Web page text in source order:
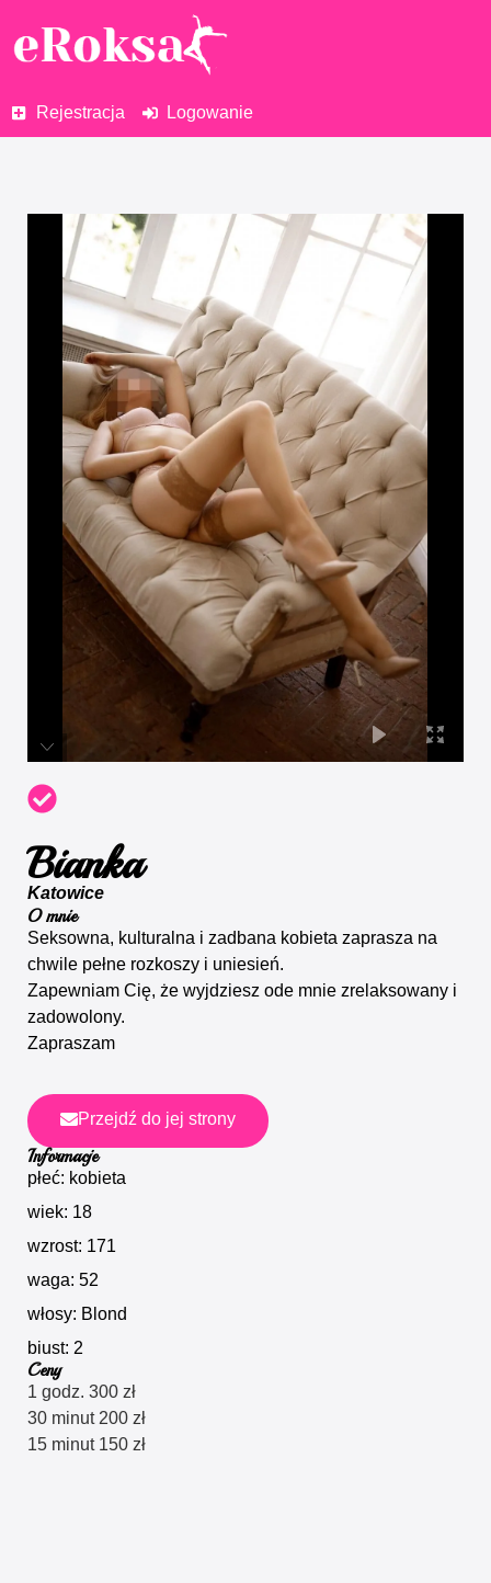
Rejestracja Logowanie
Bianka
Katowice
O mnie
Seksowna, kulturalna i zadbana kobieta zaprasza na
chwile pełne rozkoszy i uniesień.
Zapewniam Cię, że wyjdziesz ode mnie zrelaksowany i
zadowolony.
Zapraszam
Przejdź do jej strony
Informacje
płeć: kobieta
wiek: 18
wzrost: 171
waga: 52
włosy: Blond
biust: 2
Ceny
1 godz. 300 zł
30 minut 200 zł
15 minut 150 zł